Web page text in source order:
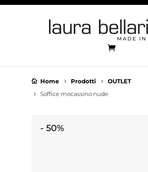
Home Prodotti
OUTLET
Soffice mocassino nude
- 50%